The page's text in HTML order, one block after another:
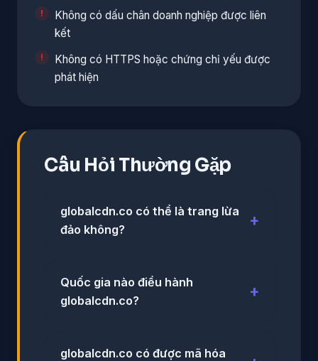
Không có dấu chân doanh nghiệp được liên
kết
Không có HTTPS hoặc chứng chỉ yếu được
phát hiện
Câu Hỏi Thường Gặp
globalcdn.co có thể là trang lừa
đảo không?
Quốc gia nào điều hành
globalcdn.co?
globalcdn.co có được mã hóa